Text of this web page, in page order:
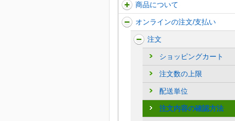
商品について
オンラインの注文/支払い
注文
ショッピングカート
注文数の上限
配送単位
注文内容の確認方法